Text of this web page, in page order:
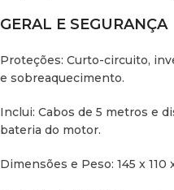
GERAL E SEGURANÇA
Proteções: Curto-circuito,
e sobreaquecimento.
Inclui: Cabos de 5 metros e
bateria do motor.
Dimensões e Peso: 145 x 110